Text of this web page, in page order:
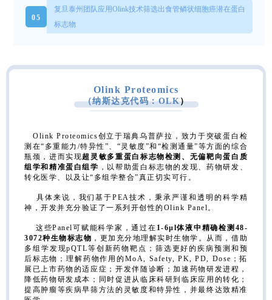
05
复旦泰州团队应用Olink技术筛选出食管鳞状细胞癌潜在蛋白
标志物
Olink Proteomics
（纳斯达克代码：OLK）
Olink Proteomics创立于瑞典乌普萨拉，致力于突破蛋白检
测在“多重能力/特异性”、“灵敏度”和“检测通量”等方面的综合
瓶颈，进而实现超灵敏多重蛋白标志物检测、无偏靶向蛋白质
组学和精准蛋白组学 ，以帮助蛋白标志物的发现、药物研发、
转化医学、以及让“多组学整合”真正切实可行。
具体来说，我们基于PEA技术，秉承严谨和透明的科学精
神，开发并充分验证了一系列开创性的Olink Panel。
这些Panel可赋能科学家，通过在 1-6µl体液中精确检测 48-
3072种生物标志物 ，更加充分地理解实时生物学。从而，借助
多组学发现pQTL等创新药物靶点；筛选更好的疾病预测和预
后标志物；理解药物作用的MoA, Safety, PK, PD, Dose；拓
展已上市药物的适应症；开发伴随诊断；加速药物研发进程，
降低药物研发成本；同时促进从临床科研到临床应用的转化；
提高肿瘤等疾病早筛方法的灵敏度和特异性，并最终达致精准